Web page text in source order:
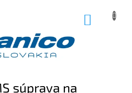
súprava na